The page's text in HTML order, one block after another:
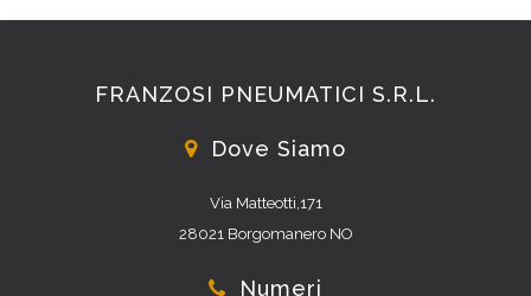
FRANZOSI PNEUMATICI S.R.L.
Dove Siamo
Via Matteotti,171
28021 Borgomanero NO
Numeri